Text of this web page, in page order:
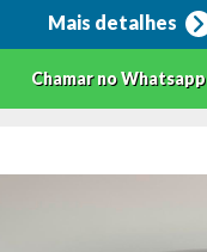
Mais detalhes
Chamar no Whatsapp